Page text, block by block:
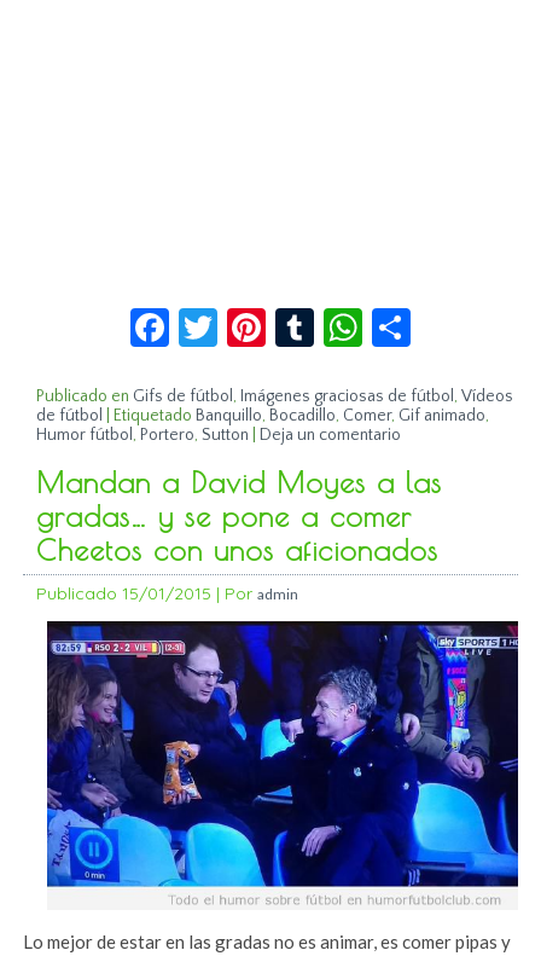
Facebook
Twitter
Pinterest
TumblrWhatsApp
Publicado en Gifs de fútbol, Imágenes graciosas de fútbol,Vídeos
de fútbol
Etiquetado Banquillo, Bocadillo, Comer, Gif animado,
Humor fútbol, Portero, Sutton Deja un comentario
Mandan a David Moyes a las
gradas… y se pone a comer
Cheetos con unos aficionados
Publicado 15/01/2015 | Por admin
Lo mejor de estar en las gradas no es animar, es comer pipas y